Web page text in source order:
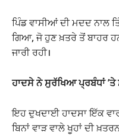
ਪਿੰਡ ਵਾਸੀਆਂ ਦੀ ਮਦਦ ਨਾਲ
ਗਿਆ, ਜੋ ਹੁਣ ਖ਼ਤਰੇ ਤੋਂ ਬਾਹਰ
ਜਾਰੀ ਰਹੀ।
ਹਾਦਸੇ ਨੇ ਸੁਰੱਖਿਆ ਪ੍ਰਬੰਧਾਂ ’ਤੇ
ਇਹ ਦੁਖਦਾਈ ਹਾਦਸਾ ਇੱਕ
ਬਿਨਾਂ ਵਾੜ ਵਾਲੇ ਖੂਹਾਂ ਦੀ